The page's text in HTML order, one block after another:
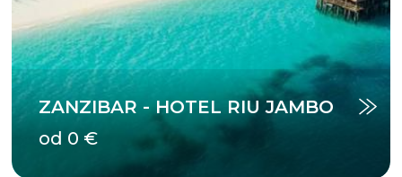
ZANZIBAR - HOTEL RIU JAMBO
od 0 €